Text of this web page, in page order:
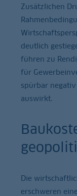
Zusätzlichen
deutlich
führen zu
für
spürbar
auswirkt.
Die
erschweren